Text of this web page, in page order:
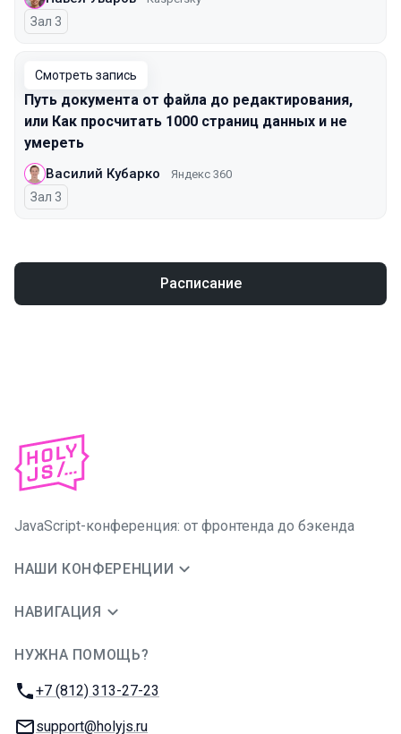
Зал 3
Смотреть запись
Путь документа от файла до редактирования,
или Как просчитать 1000 страниц данных и не
умереть
Василий Кубарко Яндекс 360
Зал 3
Расписание
JavaScript-конференция: от фронтенда до бэкенда
НАШИ КОНФЕРЕНЦИИ
НАВИГАЦИЯ
НУЖНА ПОМОЩЬ?
Телефон:
+7 (812) 313-27-23
E-mail:
support@holyjs.ru